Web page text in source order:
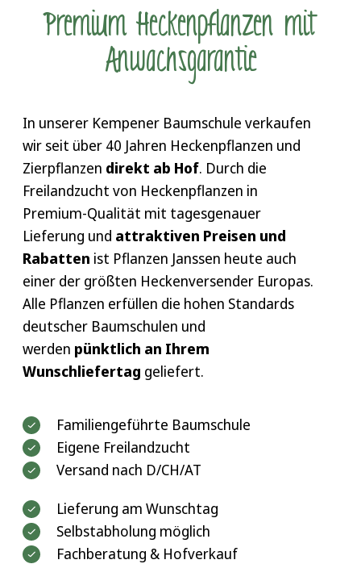
Premium Hecken­pflanzen mit
Anwachs­garantie
In unserer Kempener Baumschule verkaufen
wir seit über 40 Jahren Heckenpflanzen und
Zierpflanzen direkt ab Hof. Durch die
Freilandzucht von Heckenpflanzen in
Premium-Qualität mit tagesgenauer
Lieferung und attraktiven Preisen und
Rabatten ist Pflanzen Janssen heute auch
einer der größten Heckenversender Europas.
Alle Pflanzen erfüllen die hohen Standards
deutscher Baumschulen und
werden pünktlich an Ihrem
Wunschliefertag geliefert.
Familiengeführte Baumschule
Eigene Freilandzucht
Versand nach D/CH/AT
Lieferung am Wunschtag
Selbstabholung möglich
Fachberatung & Hofverkauf